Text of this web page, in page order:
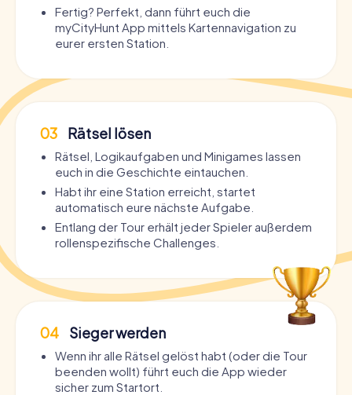
Fertig? Perfekt, dann führt euch die
myCityHunt App mittels Kartennavigation zu
eurer ersten Station.
03 Rätsel lösen
Rätsel, Logikaufgaben und Minigames lassen
euch in die Geschichte eintauchen.
Habt ihr eine Station erreicht, startet
automatisch eure nächste Aufgabe.
Entlang der Tour erhält jeder Spieler außerdem
rollenspezifische Challenges.
04 Sieger werden
Wenn ihr alle Rätsel gelöst habt (oder die Tour
beenden wollt) führt euch die App wieder
sicher zum Startort.